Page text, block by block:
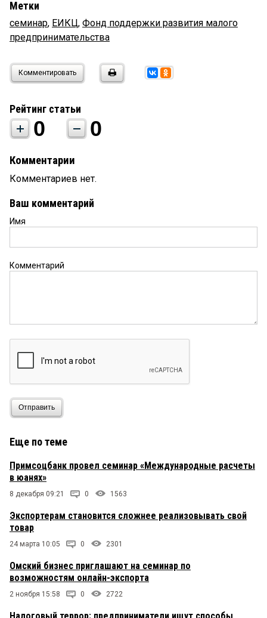
Метки
семинар, ЕИКЦ, Фонд поддержки развития малого
предпринимательства
Комментировать
Рейтинг статьи
0 0
Комментарии
Комментариев нет.
Ваш комментарий
Имя
Комментарий
Отправить
Еще по теме
Примсоцбанк провел семинар «Международные расчеты
в юанях»
8 декабря 09:21 0 1563
Экспортерам становится сложнее реализовывать свой
товар
24 марта 10:05 0 2301
Омский бизнес приглашают на семинар по
возможностям онлайн-экспорта
2 ноября 15:58 0 2722